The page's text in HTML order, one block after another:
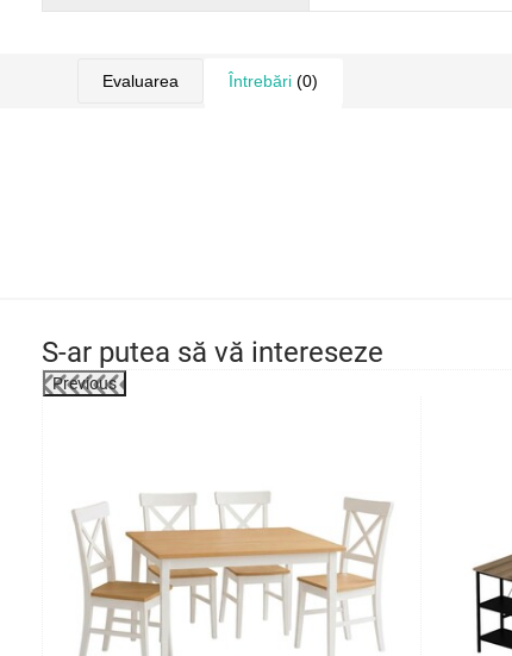
Evaluarea Întrebări (0)
S-ar putea să vă intereseze
Previous